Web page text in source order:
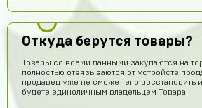
Откуда берутся товары?
Товары со всеми данными закупаются на
полностью отвязываются от устройств
продавец уже не сможет его восстановить
будете единоличным владельцем Товара.